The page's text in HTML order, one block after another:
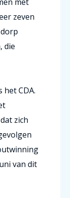
zeven
die
het CDA.
zich
van dit